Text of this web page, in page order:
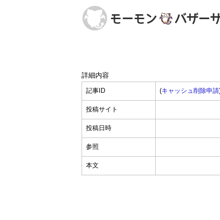
詳細内容
記事ID (キャッシュ削除申請
投稿サイト
投稿日時
参照
本文